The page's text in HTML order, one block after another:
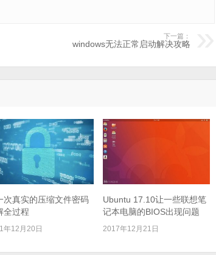
下一篇：
windows无法正常启动解决攻略
次真实的压缩文件密码
全过程
年12月20日
Ubuntu 17.10让一些联想笔
记本电脑的BIOS出现问题
2017年12月21日